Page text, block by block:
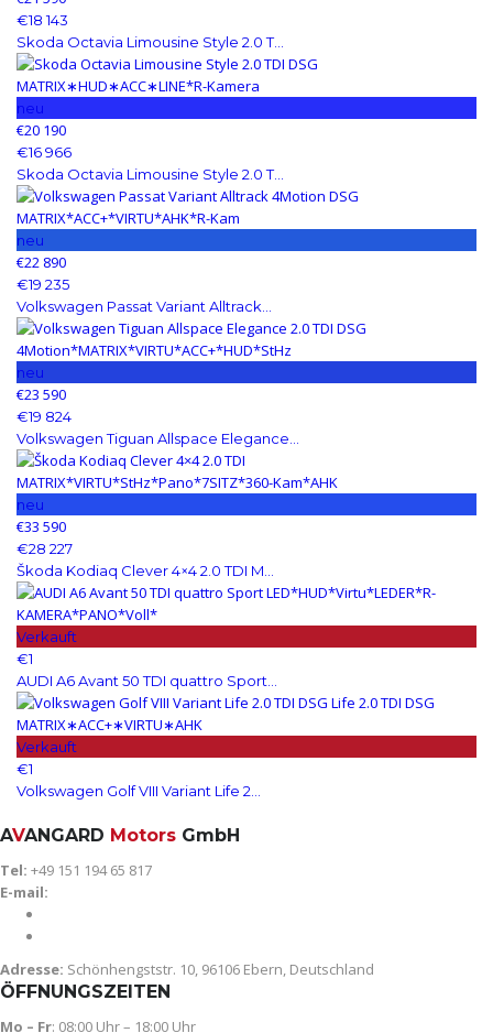
€18 143
Skoda Octavia Limousine Style 2.0 T...
neu
€20 190
€16 966
Skoda Octavia Limousine Style 2.0 T...
neu
€22 890
€19 235
Volkswagen Passat Variant Alltrack...
neu
€23 590
€19 824
Volkswagen Tiguan Allspace Elegance...
neu
€33 590
€28 227
Škoda Kodiaq Clever 4×4 2.0 TDI M...
Verkauft
€1
AUDI A6 Avant 50 TDI quattro Sport...
Verkauft
€1
Volkswagen Golf VIII Variant Life 2...
AVANGARD Motors GmbH
Tel: +49 151 194 65 817
E-mail:
Adresse: Schönhengststr. 10, 96106 Ebern, Deutschland
ÖFFNUNGSZEITEN
Mo – Fr: 08:00 Uhr – 18:00 Uhr